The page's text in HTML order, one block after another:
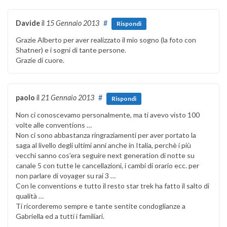
Davideil 15 Gennaio 2013 # Rispondi
Grazie Alberto per aver realizzato il mio sogno (la foto con
Shatner) e i sogni di tante persone.
Grazie di cuore.
paolo il 21 Gennaio 2013 # Rispondi
Non ci conoscevamo personalmente, ma ti avevo visto 100
volte alle conventions …
Non ci sono abbastanza ringraziamenti per aver portato la
saga al livello degli ultimi anni anche in Italia, perchè i più
vecchi sanno cos’era seguire next generation di notte su
canale 5 con tutte le cancellazioni, i cambi di orario ecc. per
non parlare di voyager su rai 3 …
Con le conventions e tutto il resto star trek ha fatto il salto di
qualità …
Ti ricorderemo sempre e tante sentite condoglianze a
Gabriella ed a tutti i familiari.